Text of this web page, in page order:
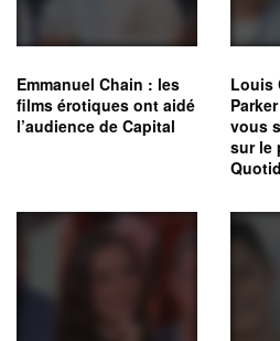
Emmanuel Chain : les
films érotiques ont aidé
l’audience de Capital
Louis
vous
sur le